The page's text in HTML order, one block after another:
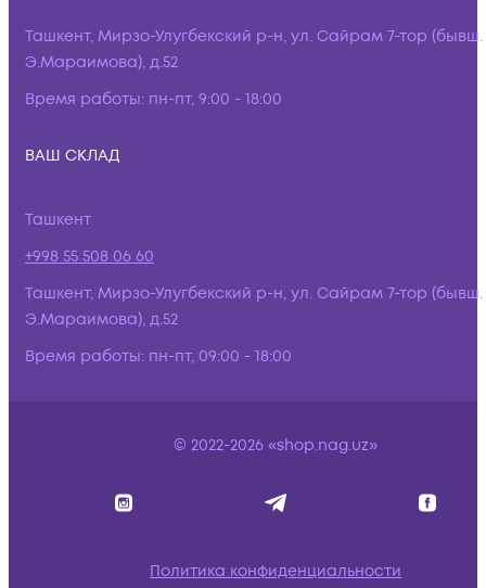
Ташкент, Мирзо-Улугбекский р-н, ул. Сайрам 7-тор (бывш.
Э.Мараимова), д.52
Время работы: пн-пт, 9:00 - 18:00
ВАШ СКЛАД
Ташкент
+998 55 508 06 60
Ташкент, Мирзо-Улугбекский р-н, ул. Сайрам 7-тор (бывш.
Э.Мараимова), д.52
Время работы: пн-пт, 09:00 - 18:00
© 2022-2026 «shop.nag.uz»
Политика конфиденциальности